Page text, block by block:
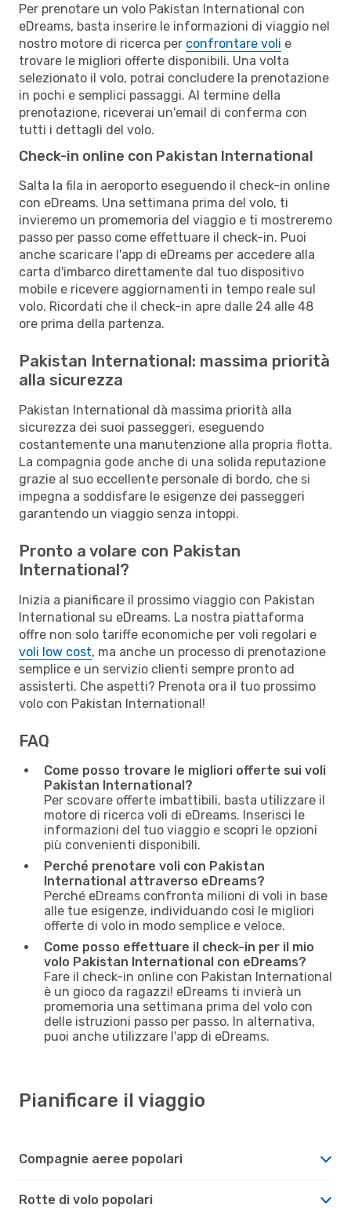
Per prenotare un volo Pakistan International con
eDreams, basta inserire le informazioni di viaggio nel
nostro motore di ricerca per confrontare voli e
trovare le migliori offerte disponibili. Una volta
selezionato il volo, potrai concludere la prenotazione
in pochi e semplici passaggi. Al termine della
prenotazione, riceverai un'email di conferma con
tutti i dettagli del volo.
Check-in online con Pakistan International
Salta la fila in aeroporto eseguendo il check-in online
con eDreams. Una settimana prima del volo, ti
invieremo un promemoria del viaggio e ti mostreremo
passo per passo come effettuare il check-in. Puoi
anche scaricare l'app di eDreams per accedere alla
carta d'imbarco direttamente dal tuo dispositivo
mobile e ricevere aggiornamenti in tempo reale sul
volo. Ricordati che il check-in apre dalle 24 alle 48
ore prima della partenza.
Pakistan International: massima priorità
alla sicurezza
Pakistan International dà massima priorità alla
sicurezza dei suoi passeggeri, eseguendo
costantemente una manutenzione alla propria flotta.
La compagnia gode anche di una solida reputazione
grazie al suo eccellente personale di bordo, che si
impegna a soddisfare le esigenze dei passeggeri
garantendo un viaggio senza intoppi.
Pronto a volare con Pakistan
International?
Inizia a pianificare il prossimo viaggio con Pakistan
International su eDreams. La nostra piattaforma
offre non solo tariffe economiche per voli regolari e
voli low cost, ma anche un processo di prenotazione
semplice e un servizio clienti sempre pronto ad
assisterti. Che aspetti? Prenota ora il tuo prossimo
volo con Pakistan International!
FAQ
Come posso trovare le migliori offerte sui voli
Pakistan International?
Per scovare offerte imbattibili, basta utilizzare il
motore di ricerca voli di eDreams. Inserisci le
informazioni del tuo viaggio e scopri le opzioni
più convenienti disponibili.
Perché prenotare voli con Pakistan
International attraverso eDreams?
Perché eDreams confronta milioni di voli in base
alle tue esigenze, individuando così le migliori
offerte di volo in modo semplice e veloce.
Come posso effettuare il check-in per il mio
volo Pakistan International con eDreams?
Fare il check-in online con Pakistan International
è un gioco da ragazzi! eDreams ti invierà un
promemoria una settimana prima del volo con
delle istruzioni passo per passo. In alternativa,
puoi anche utilizzare l'app di eDreams.
Pianificare il viaggio
Compagnie aeree popolari
Rotte di volo popolari